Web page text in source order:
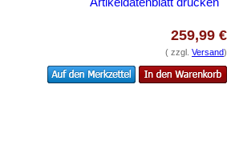
259,99 €
( zzgl. Versand)